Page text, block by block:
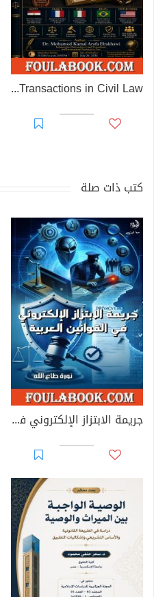
EL RAKHAWI MIND on the Doctrine of Simulation and Sham Transactions in Civil Law
كتب ذات صلة
جريمة الابتزاز الإلكتروني في القوانين العربية